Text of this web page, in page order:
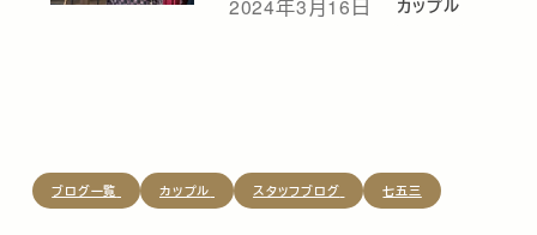
投稿日
2024年3月16日 カップル
ブログ一覧 カップル スタッフブログ 七五三